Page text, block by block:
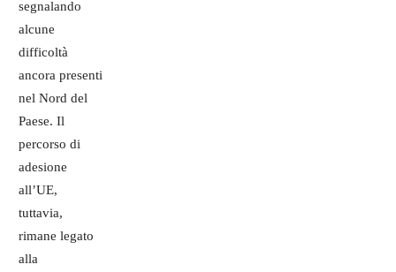
segnalando
alcune
difficoltà
ancora presenti
nel Nord del
Paese. Il
percorso di
adesione
all’UE,
tuttavia,
rimane legato
alla